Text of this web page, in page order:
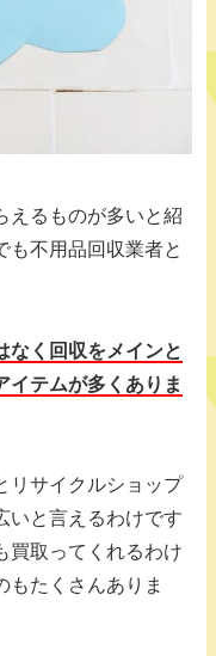
えるものが多いと紹
も不用品回収業者と
なく回収をメインと
イテムが多くありま
リサイクルショップ
いと言えるわけです
買取ってくれるわけ
もたくさんありま